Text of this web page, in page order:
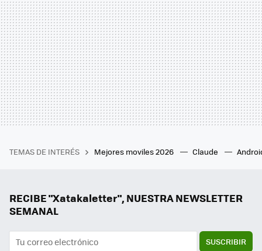
TEMAS DE INTERÉS Mejores moviles 2026 Claude
RECIBE "Xatakaletter", NUESTRA NEWSLETTER
SEMANAL
SUSCRIBIR